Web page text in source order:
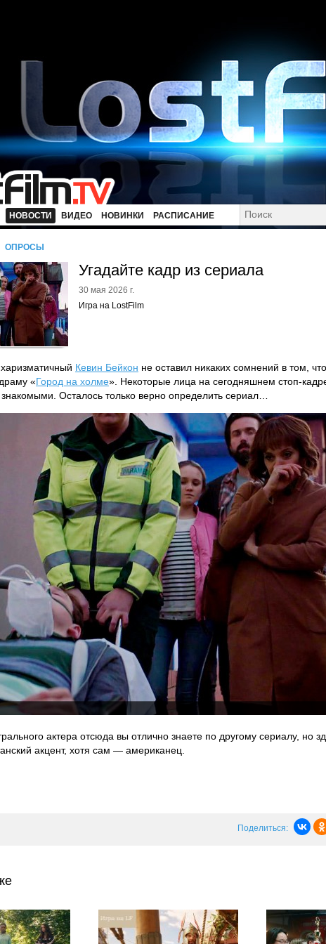
НОВОСТИ ВИДЕО НОВИНКИ РАСПИСАНИЕ
ОПРОСЫ
Угадайте кадр из сериала
30 мая 2026 г.
Игра на LostFilm
Кевин Бейкон не оставил никаких сомнений в том,
«Город на холме». Некоторые лица на сегодняшнем стоп-
знакомыми. Осталось только верно определить сериал…
актера отсюда вы отлично знаете по другому сериалу, но
акцент, хотя сам — американец.
Поделиться: